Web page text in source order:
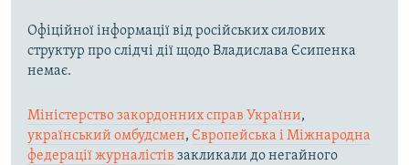
Офіційної інформації від російських силових
структур про слідчі дії щодо Владислава Єсипенка
немає.
Міністерство закордонних справ України,
український омбудсмен, Європейська і Міжнародна
федерації журналістів закликали до негайного